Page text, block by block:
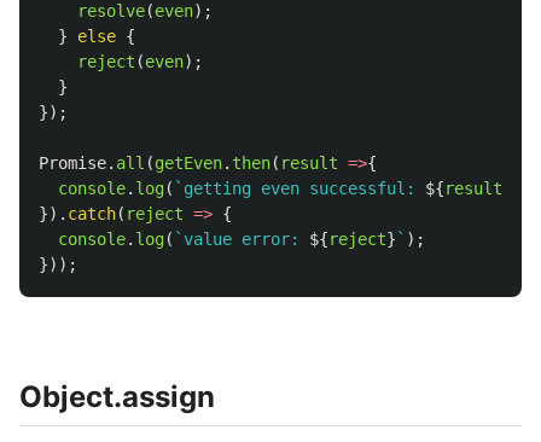
resolve(even);
}
else {
reject (even);
}
});
Promise. all (getEven. then( result =>{
console. log( `getting even successful: ${result
}). catch( reject => {
console. log( `value error: ${reject} ` );
}));
Object.assign